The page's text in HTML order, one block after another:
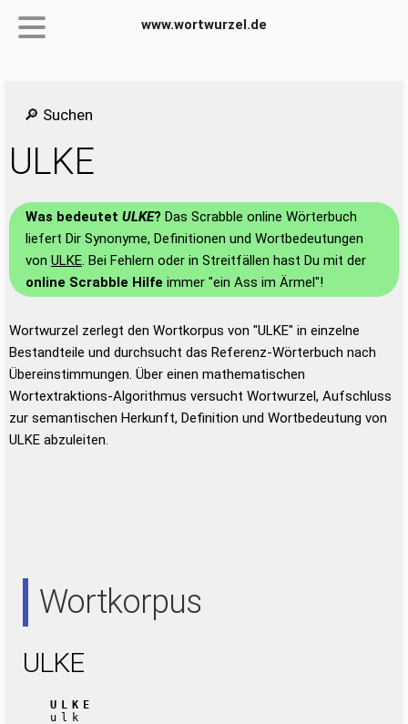
www.wortwurzel.de
🔎 Suchen
ULKE
Was bedeutet ULKE? Das Scrabble online Wörterbuch
liefert Dir Synonyme, Definitionen und Wortbedeutungen
von ULKE. Bei Fehlern oder in Streitfällen hast Du mit der
online Scrabble Hilfe immer "ein Ass im Ärmel"!
Wortwurzel zerlegt den Wortkorpus von "ULKE" in einzelne
Bestandteile und durchsucht das Referenz-Wörterbuch nach
Übereinstimmungen. Über einen mathematischen
Wortextraktions-Algorithmus versucht Wortwurzel, Aufschluss
zur semantischen Herkunft, Definition und Wortbedeutung von
ULKE abzuleiten.
Wortkorpus
ULKE
ULKE
ulk